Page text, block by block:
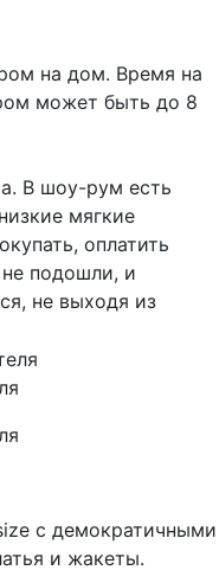
на дом. Время на
может быть до 8
В шоу-рум есть
мягкие
оплатить
подошли, и
не выходя из
с демократичными
и жакеты.